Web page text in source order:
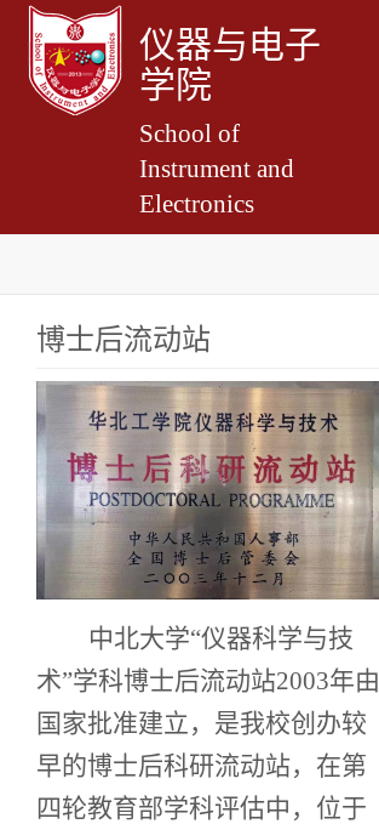
仪器与电子
学院
School of
Instrument and
Electronics
博士后流动站
中北大学“仪器科学与技
术”学科博士后流动站2003年由
国家批准建立，是我校创办较
早的博士后科研流动站，在第
四轮教育部学科评估中，位于